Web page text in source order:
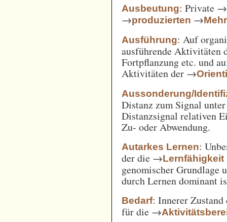
Ausbeutung: Private →
→produzierten →
Ausführung: Auf
ausführende Aktivitäten
Fortpflanzung etc. und
Aktivitäten der →
Aussonderung/
Distanz zum Signal
Distanzsignal relativen
Zu- oder Abwendung.
Autarkes Lernen:
der die →Lernfähigkeit
genomischer Grundlage
durch Lernen dominant
Bedarf: Innerer
für die →